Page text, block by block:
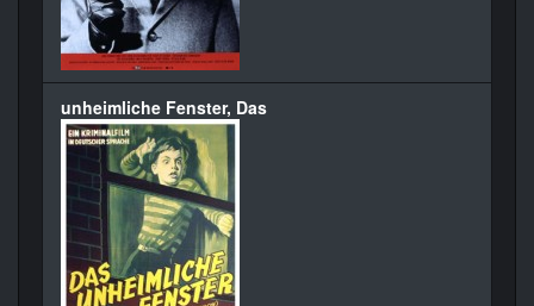
unheimliche Fenster, Das